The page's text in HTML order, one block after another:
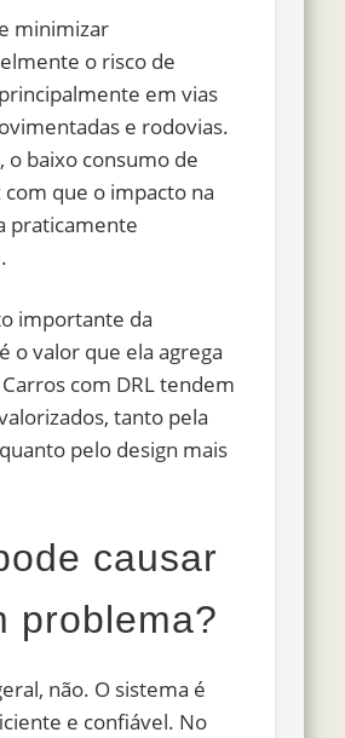
minimizar
o risco de
em vias
e rodovias.
o baixo consumo de
com que o impacto na
praticamente
importante da
o valor que ela agrega
com DRL tendem
tanto pela
pelo design mais
causar
problema?
não. O sistema é
e confiável. No